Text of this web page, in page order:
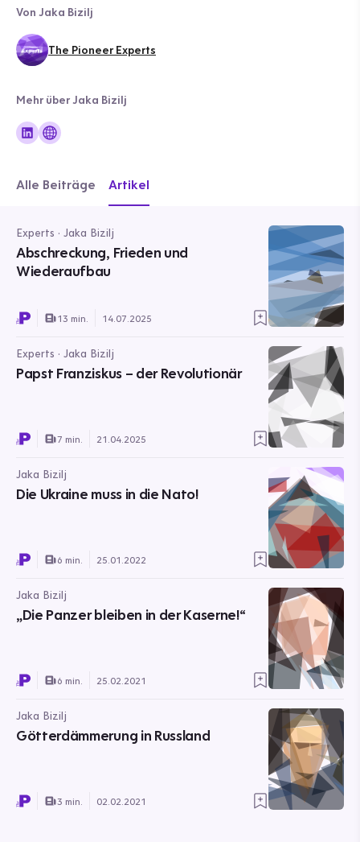
Von Jaka Bizilj
The Pioneer Experts
Mehr über Jaka Bizilj
Alle Beiträge Artikel
Experts · Jaka Bizilj
Abschreckung, Frieden und
Wiederaufbau
13 min. 14.07.2025
Experts · Jaka Bizilj
Papst Franziskus – der Revolutionär
7 min. 21.04.2025
Jaka Bizilj
Die Ukraine muss in die Nato!
6 min. 25.01.2022
Jaka Bizilj
„Die Panzer bleiben in der Kaserne!“
6 min. 25.02.2021
Jaka Bizilj
Götterdämmerung in Russland
3 min. 02.02.2021